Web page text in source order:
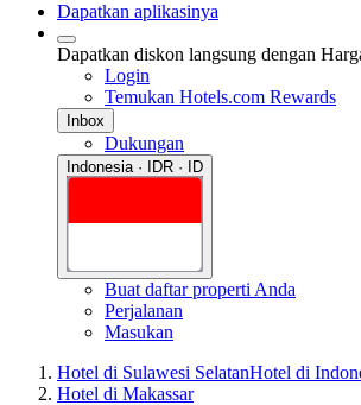
Dapatkan aplikasinya
Dapatkan diskon langsung dengan
Login
Temukan Hotels.com Rewards
Inbox
Dukungan
Indonesia · IDR · ID
Buat daftar properti Anda
Perjalanan
Masukan
Hotel di Sulawesi SelatanHotel di
Hotel di Makassar